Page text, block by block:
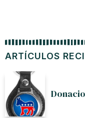
ARTÍCULOS